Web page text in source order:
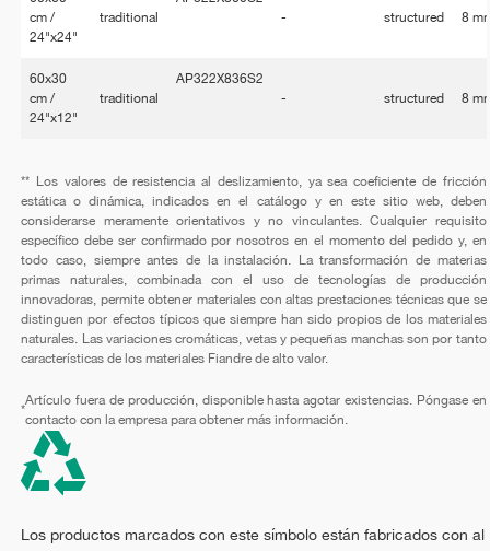
cm /
24"x24"
traditional
-
structured 8
60x30
cm /
24"x12"
traditional
AP322X836S2
-
structured 8
** Los valores de resistencia al deslizamiento, ya sea coeficiente de fricción
estática o dinámica, indicados en el catálogo y en este sitio web, deben
considerarse meramente orientativos y no vinculantes. Cualquier requisito
específico debe ser confirmado por nosotros en el momento del pedido y, en
todo caso, siempre antes de la instalación. La transformación de materias
primas naturales, combinada con el uso de tecnologías de producción
innovadoras, permite obtener materiales con altas prestaciones técnicas que se
distinguen por efectos típicos que siempre han sido propios de los materiales
naturales. Las variaciones cromáticas, vetas y pequeñas manchas son por tanto
características de los materiales Fiandre de alto valor.
*
Artículo fuera de producción, disponible hasta agotar existencias. Póngase en
contacto con la empresa para obtener más información.
Los productos marcados con este símbolo están fabricados con al